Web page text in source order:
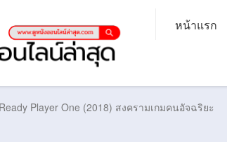
หน้าแรก
Ready Player One (2018) สงครามเกมคนอัจฉริยะ